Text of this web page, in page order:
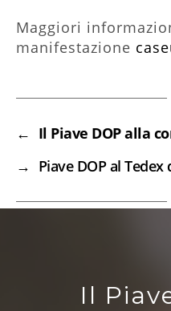
Maggiori
manifestazione
← Il Piave DOP alla
→ Piave DOP al Tedex
Il